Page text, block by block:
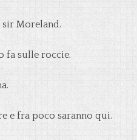
sir Moreland.
fa sulle roccie.
e fra poco saranno qui.